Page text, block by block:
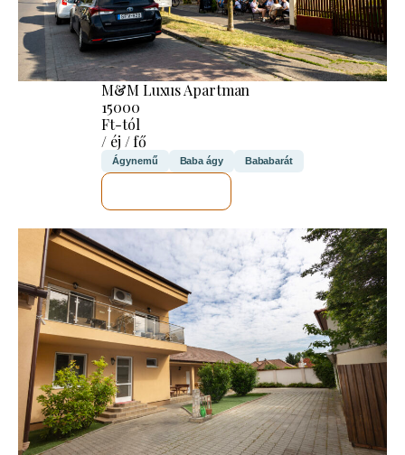
M&M Luxus Apartman
15000
Ft-tól
/ éj / fő
Ágynemű Baba ágy Bababarát